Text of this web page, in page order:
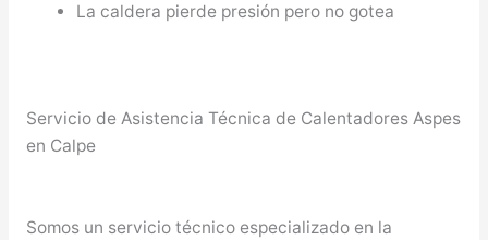
La caldera pierde presión pero no gotea
Servicio de Asistencia Técnica de Calentadores Aspes
en Calpe
Somos un servicio técnico especializado en la